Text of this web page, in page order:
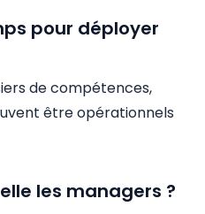
pour déployer
de compétences,
être opérationnels
les managers ?